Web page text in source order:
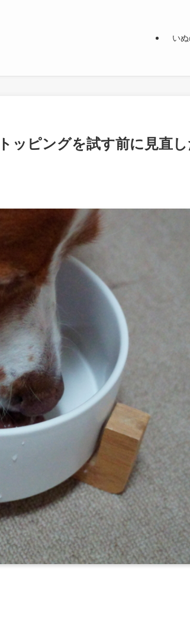
い
ッピングを試す前に見直し